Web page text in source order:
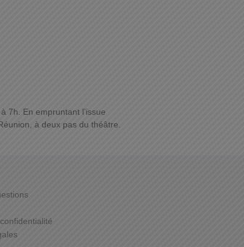
7h. En empruntant l’issue
à deux pas du théâtre.